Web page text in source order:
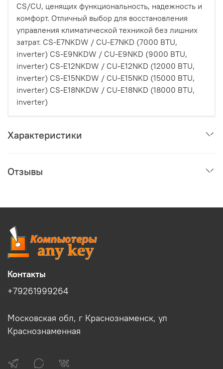
CS/CU, ценящих функциональность, надежность и
комфорт. Отличный выбор для восстановления
управления климатической техникой без лишних
затрат. CS-E7NKDW / CU-E7NKD (7000 BTU,
inverter) CS-E9NKDW / CU-E9NKD (9000 BTU,
inverter) CS-E12NKDW / CU-E12NKD (12000 BTU,
inverter) CS-E15NKDW / CU-E15NKD (15000 BTU,
inverter) CS-E18NKDW / CU-E18NKD (18000 BTU,
inverter)
Характеристики
Отзывы
Контакты
+79261999264
Московская обл, г Краснознаменск, ул
Краснознаменная